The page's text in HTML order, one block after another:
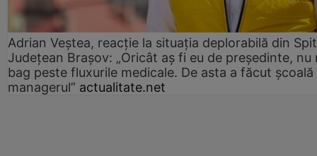
Adrian Veștea, reacție la situația deplorabilă din
Județean Brașov: „Oricât aș fi eu de președinte, nu
bag peste fluxurile medicale. De asta a făcut școală
managerul” actualitate.net